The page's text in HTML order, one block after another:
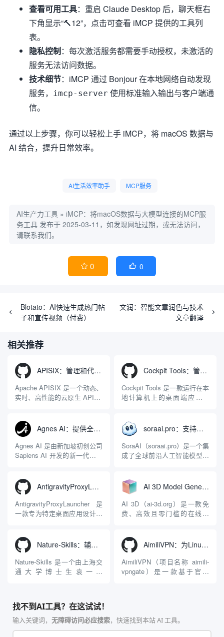
查看可用工具：重启 Claude Desktop 后，聊天框右
下角显示“🔨12”，点击可查看 iMCP 提供的工具列
表。
隐私控制：每次激活服务都需要手动授权，未激活的
服务无法访问数据。
技术细节：iMCP 通过 Bonjour 在本地网络自动发现
服务，
imcp-server 使用标准输入输出与客户端通
信。
通过以上步骤，你可以轻松上手 iMCP，将 macOS 数据与
AI 结合，提升日常效率。
AI生活效率助手 MCP服务
AI生产力工具 » iMCP：将macOS数据与大模型连接的MCP服
务工具 发布于 2025-03-11，如发现网址过期，或无法访问，
请联系我们。
 0  0
Blotato：AI快速生成热门帖
子和宣传视频（付费）
文润：智能文章润色与技术
文章翻译
相关推荐
APISIX：管理和代理API及大模型流量的高性能网关
Apache APISIX 是一个动态、
实时、高性能的云原生 API 网
LuaJIT 构建，并在 2019 年作
为顶级开源项目捐赠给
Apache 软件基金会。APISIX
彻底摒...
Cockpit Tools：管理多个AI编程IDE账号与配置多开独立实例的本地桌面应用
Cockpit Tools 是一款运行在本
地计算机上的桌面端应用程
程助手的账号与运行环境而设
计。它目前支持包括
Antigravity IDE、Codex、
GitHub Copilo...
Agnes AI：提供全模态模型免费API、支持图文视频生成与复杂工程执行的智能体平台
Agnes AI 是由新加坡初创公司
Sapiens AI 开发的新一代多模
限制，提供集文本、图像、视
频生成于一体的“全模态”大模
型能力。平台的核心产品矩阵
包括主打自动化工作流的
soraai.pro：支持多模型文字转视频和图像生成的在线创作工具
SoraAI（soraai.pro）是一个集
成了全球前沿人工智能模型的
者、营销人员及广大用户提供
一站式、开箱即用的视觉内容
生成解决方案。网站的核心优
势在于其强大的多模型聚合能
AntigravityProxyLauncher：免TUN全局代理使用Antigravity IDE
AntigravityProxyLauncher 是
一款专为特定桌面应用设计的
Windows 平台。当用户使用桌
面版 Gemini 客户端或
Antigravity IDE ...
AI 3D Model Generator：通过文本和图像快速生成3D模型的在线工具
AI 3D（ai-3d.org）是一款免
费、高效且零门槛的在线AI
动Seed 3D两大行业领先的AI
模型架构，致力于帮助用户无
需掌握复杂的3D拓扑知识或昂
贵的专业软件，即可在...
Nature-Skills：辅助撰写学术论文和绘制科研图表的智能体插件
Nature-Skills 是一个由上海交
通大学博士生袁一哲
Nature、Science、Cell 等）
的论文撰写与发表流程设计。
该工具集以智能体插...
AimiliVPN：为Linux提供纯净出站家庭IP的VPN代理网关
AimiliVPN（项目名称 aimili-
vpngate）是一款基于官方
纯 Python 标准库编写，用户
无需安装...
找不到AI工具？在这试试！
输入关键词， 无障碍访问必应搜索，快速找到本站 AI 工具。